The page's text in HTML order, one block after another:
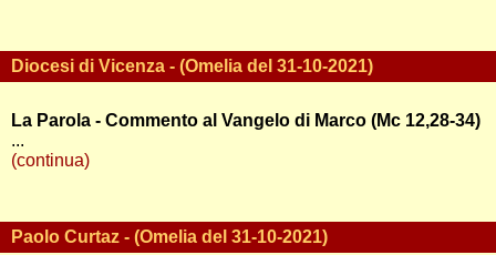
Diocesi di Vicenza - (Omelia del 31-10-2021)
La Parola - Commento al Vangelo di Marco (Mc 12,28-34)
...
(continua)
Paolo Curtaz - (Omelia del 31-10-2021)